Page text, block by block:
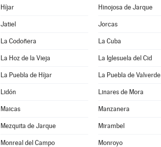
Híjar Hinojosa de Jarque
Jatiel Jorcas
La Codoñera La Cuba
La Hoz de la Vieja La Iglesuela del Cid
La Puebla de Híjar La Puebla de Valverde
Lidón Linares de Mora
Maicas Manzanera
Mezquita de Jarque Mirambel
Monreal del Campo Monroyo